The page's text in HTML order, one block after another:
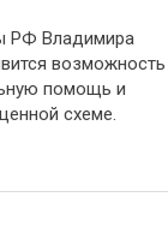
РФ Владимира
возможность
помощь и
схеме.